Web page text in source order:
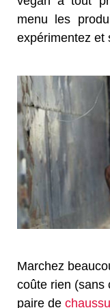
menu les
expérimentez et
Marchez
coûte rien (sans
paire de